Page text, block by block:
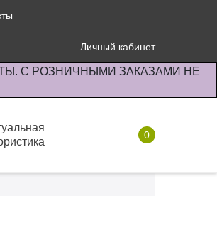
Личный кабинет
С РОЗНИЧНЫМИ ЗАКАЗАМИ НЕ
0